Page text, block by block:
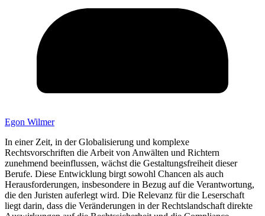
Egon Wilmer
In einer Zeit, in der Globalisierung und komplexe
Rechtsvorschriften die Arbeit von Anwälten und Richtern
zunehmend beeinflussen, wächst die Gestaltungsfreiheit dieser
Berufe. Diese Entwicklung birgt sowohl Chancen als auch
Herausforderungen, insbesondere in Bezug auf die Verantwortung,
die den Juristen auferlegt wird. Die Relevanz für die Leserschaft
liegt darin, dass die Veränderungen in der Rechtslandschaft direkte